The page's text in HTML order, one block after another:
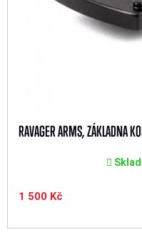
RAVAGER ARMS, ZÁKLADNA
1 500 Kč